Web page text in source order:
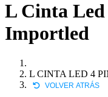
L Cinta Led
Importled
L CINTA LED 4
VOLVER ATRÁS